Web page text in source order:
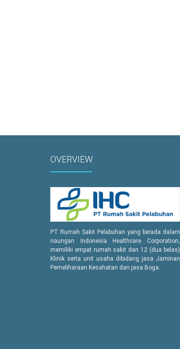
OVERVIEW
PT Rumah Sakit Pelabuhan yang berada dalam
naungan Indonesia Healthcare Corporation,
memiliki empat rumah sakit dan 12 (dua belas)
Klinik serta unit usaha dibidang jasa Jaminan
Pemeliharaan Kesahatan dan jasa Boga.